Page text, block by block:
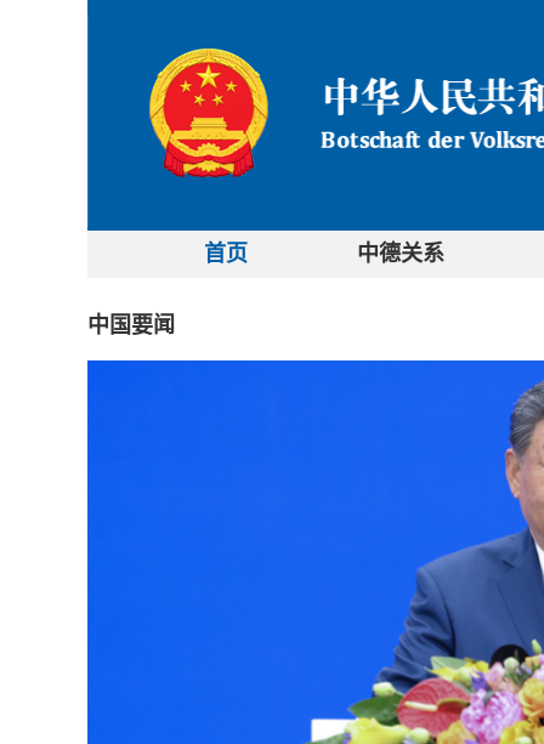
首页 中德关系
中国要闻